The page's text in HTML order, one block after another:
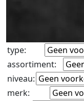
type:
assortiment:
niveau:
merk: